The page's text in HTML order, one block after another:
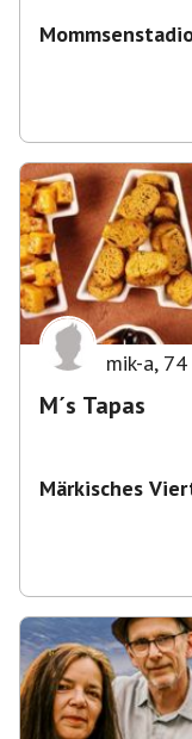
mik-a, 74
M´s Tapas
Märkisches